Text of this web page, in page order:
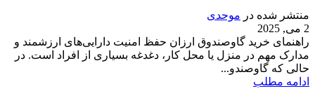
منتشر شده در موحدی
2 می, 2025
راهنمای خرید گاوصندوق ارزان حفظ امنیت دارایی‌های ارزشمند و
مدارک مهم در منزل یا محل کار، دغدغه بسیاری از افراد است. در
حالی که گاوصندو...
ادامه مطلب